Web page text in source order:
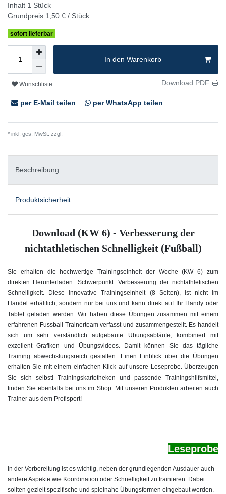
Inhalt 1 Stück
Grundpreis 1,50 € / Stück
sofort lieferbar
In den Warenkorb
Wunschliste Download PDF
per E-Mail teilen per WhatsApp teilen
* inkl. ges. MwSt. zzgl.
Beschreibung
Produktsicherheit
Download (KW 6) - Verbesserung der
nichtathletischen Schnelligkeit (Fußball)
Sie erhalten die hochwertige Trainingseinheit der Woche (KW 6) zum
direkten Herunterladen. Schwerpunkt: Verbesserung der nichtathletischen
Schnelligkeit. Diese innovative Trainingseinheit (8 Seiten), ist nicht im
Handel erhältlich, sondern nur bei uns und kann direkt auf Ihr Handy oder
Tablet geladen werden. Wir haben diese Übungen zusammen mit einem
erfahrenen Fussball-Trainerteam verfasst und zusammengestellt. Es handelt
sich um sehr verständlich aufgebaute Übungsabläufe, kombiniert mit
exzellent Grafiken und Übungsvideos. Damit können Sie das tägliche
Training abwechslungsreich gestalten. Einen Einblick über die Übungen
erhalten Sie mit einem einfachen Klick auf unsere Leseprobe. Überzeugen
Sie sich selbst! Trainingskartotheken und passende Trainingshilfsmittel,
finden Sie ebenfalls bei uns im Shop. Mit unseren Produkten arbeiten auch
Trainer aus dem Profisport!
Leseprobe
In der Vorbereitung ist es wichtig, neben der grundlegenden Ausdauer auch
andere Aspekte wie Koordination oder Schnelligkeit zu trainieren. Dabei
sollten gezielt spezifische und spielnahe Übungsformen eingebaut werden.